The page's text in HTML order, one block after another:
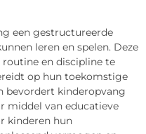
een gestructureerde
leren en spelen. Deze
en discipline te
op hun toekomstige
bevordert kinderopvang
middel van educatieve
kinderen hun